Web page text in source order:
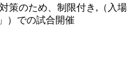
策のため、制限付き,（入場
）での試合開催